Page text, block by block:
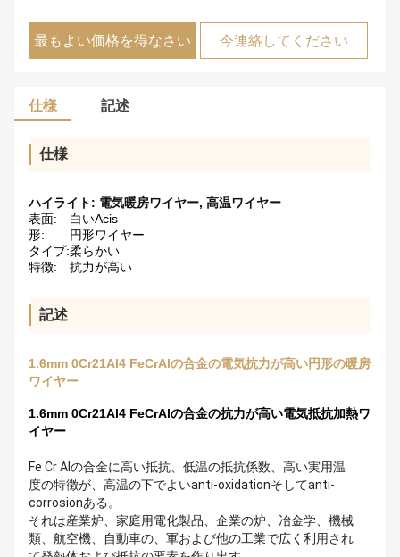
最もよい価格を得なさい 今連絡してください
仕様 記述
仕様
ハイライト: 電気暖房ワイヤー, 高温ワイヤー
表面:
白いAcis
形:
円形ワイヤー
タイプ:柔らかい
特徴:
抗力が高い
記述
1.6mm 0Cr21Al4 FeCrAlの合金の電気抗力が高い円形の暖房
ワイヤー
1.6mm 0Cr21Al4 FeCrAlの合金の抗力が高い電気抵抗加熱ワ
イヤー
Fe CrAlの合金に高い抵抗、低温の抵抗係数、高い実用温
度の特徴が、高温の下でよいanti-oxidationそしてanti-
corrosionある。
それは産業炉、家庭用電化製品、企業の炉、冶金学、機械
類、航空機、自動車の、軍および他の工業で広く利用され